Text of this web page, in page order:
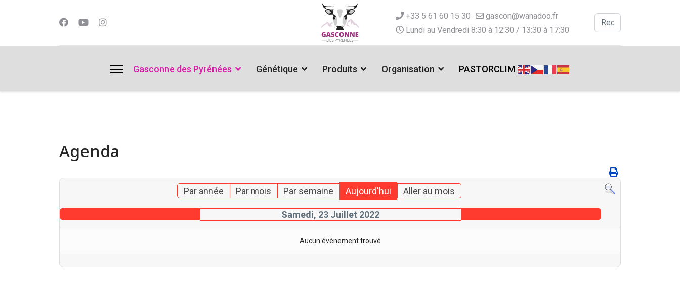
+33 5 61 60 15 30
gascon@wanadoo.fr
Lundi au Vendredi 8:30 à 12:30 / 13:30 à 17:30
Valider
Gasconne des Pyrénées Génétique Produits Organisation PASTORCLIM
Agenda
Par année Par mois Par semaine Aujourd'hui Aller au mois
Samedi, 23 Juillet 2022
Aucun évènement trouvé